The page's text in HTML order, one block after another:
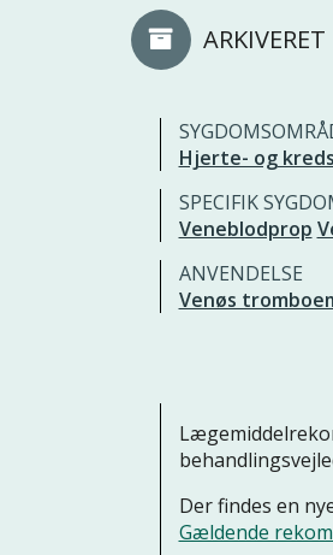
ARKIVERET
Hjerte- og
SPECIFIK
Veneblodprop
ANVENDELSE
Venøs
Der findes en
Gældende